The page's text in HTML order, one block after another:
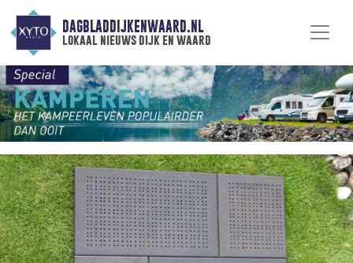
DAGBLADDIJKENWAARD.NL
lokaal nieuws dijk en waard